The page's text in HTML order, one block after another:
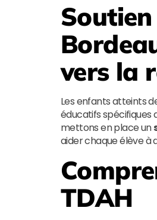
vers la
Les enfants atteints
éducatifs spécifiques
mettons en place un
aider chaque élève à
TDAH